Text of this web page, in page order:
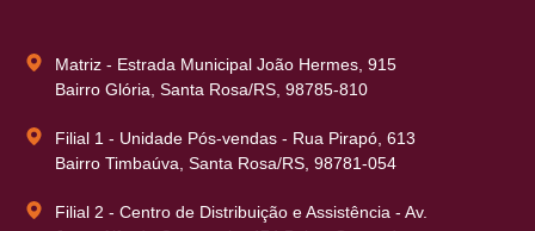
Matriz - Estrada Municipal João Hermes, 915
Bairro Glória, Santa Rosa/RS, 98785-810
Filial 1 - Unidade Pós-vendas - Rua Pirapó, 613
Bairro Timbaúva, Santa Rosa/RS, 98781-054
Filial 2 - Centro de Distribuição e Assistência - Av.